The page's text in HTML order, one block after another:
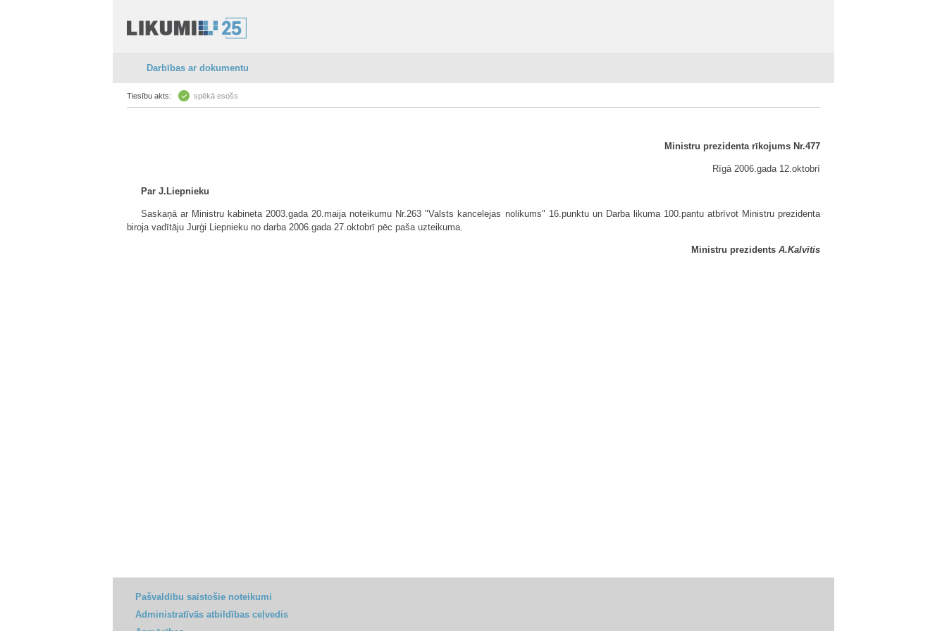
Darbības ar dokumentu
Tiesību akts: spēkā esošs
Ministru prezidenta rīkojums Nr.477
Rīgā 2006.gada 12.oktobrī
Par J.Liepnieku
Saskaņā ar Ministru kabineta 2003.gada 20.maija noteikumu Nr.263 "Valsts kancelejas nolikums" 16.punktu un Darba likuma 100.pantu atbrīvot Ministru prezidenta
biroja vadītāju Jurģi Liepnieku no darba 2006.gada 27.oktobrī pēc paša uzteikuma.
Ministru prezidents A.Kalvītis
Pašvaldību saistošie noteikumi
Administratīvās atbildības ceļvedis